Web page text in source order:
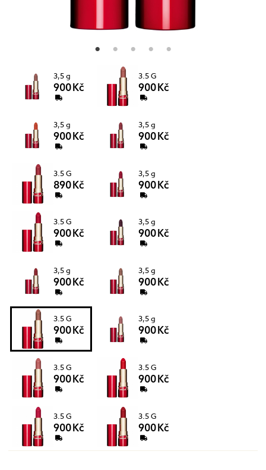
3,5 g
900 Kč
3.5 G
900 Kč
3,5 g
900 Kč
3,5 g
900 Kč
3.5 G
890 Kč
3,5 g
900 Kč
3.5 G
900 Kč
3,5 g
900 Kč
3,5 g
900 Kč
3,5 g
900 Kč
3.5 G
900 Kč
3,5 g
900 Kč
3.5 G
900 Kč
3.5 G
900 Kč
3.5 G
900 Kč
3.5 G
900 Kč